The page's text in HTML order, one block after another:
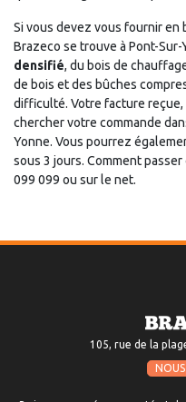
Si vous devez vous fournir en
Brazeco se trouve à Pont-Sur-
densifié, du bois de
de bois et des bûches
difficulté. Votre facture
chercher votre commande
Yonne. Vous pourrez
sous 3 jours. Comment
099 099 ou sur le net.
105, rue de la